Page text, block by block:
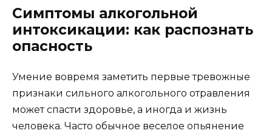
Симптомы алкогольной
интоксикации: как распознать
опасность
Умение вовремя заметить первые тревожные
признаки сильного алкогольного отравления
может спасти здоровье, а иногда и жизнь
человека. Часто обычное веселое опьянение